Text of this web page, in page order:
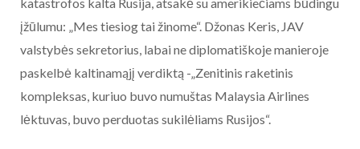
įžūlumu: „Mes tiesiog tai žinome“. Džonas Keris, JAV
valstybės sekretorius, labai ne diplomatiškoje manieroje
paskelbė kaltinamąjį verdiktą -„Zenitinis raketinis
kompleksas, kuriuo buvo numuštas Malaysia Airlines
lėktuvas, buvo perduotas sukilėliams Rusijos“.